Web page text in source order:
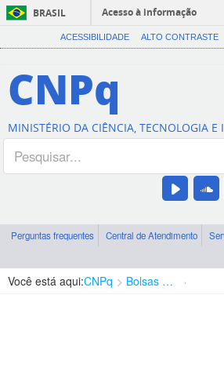
BRASIL
Acesso à informação
ACESSIBILIDADE ALTO CONTRASTE
CNPq
MINISTÉRIO DA CIÊNCIA, TECNOLOGIA E
Perguntas frequentes Central de Atendimento
Você está aqui:CNPq Bolsas e Auxílios Vigentes